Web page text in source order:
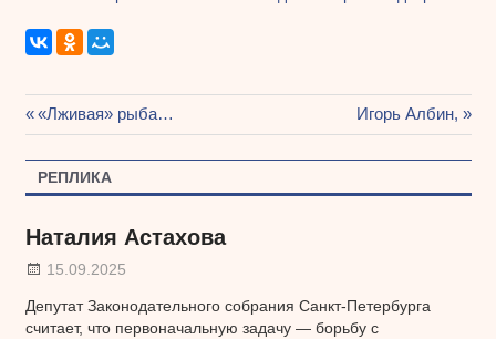
Навигация
по
Предыдущая
запись:
«Лживая» рыба…
Следующая
запись:
Игорь Албин,
РЕПЛИКА
Наталия Астахова
15.09.2025
Депутат Законодательного собрания Санкт-Петербурга
считает, что первоначальную задачу — борьбу с